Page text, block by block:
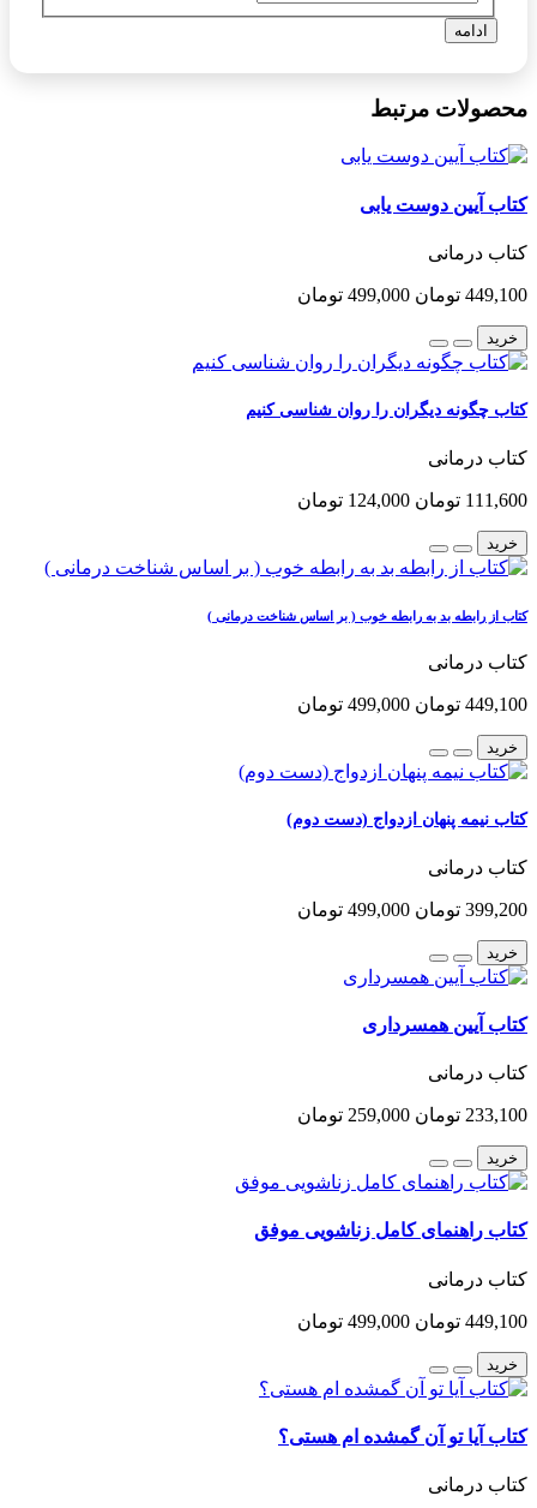
ادامه
محصولات مرتبط
کتاب آیین دوست یابی
کتاب درمانی
449,100 تومان 499,000 تومان
خرید
کتاب چگونه دیگران را روان شناسی کنیم
کتاب درمانی
111,600 تومان 124,000 تومان
خرید
کتاب از رابطه بد به رابطه خوب ( بر اساس شناخت درمانی )
کتاب درمانی
449,100 تومان 499,000 تومان
خرید
کتاب نیمه پنهان ازدواج (دست دوم)
کتاب درمانی
399,200 تومان 499,000 تومان
خرید
کتاب آیین همسرداری
کتاب درمانی
233,100 تومان 259,000 تومان
خرید
کتاب راهنمای کامل زناشویی موفق
کتاب درمانی
449,100 تومان 499,000 تومان
خرید
کتاب آیا تو آن گمشده ام هستی؟
کتاب درمانی